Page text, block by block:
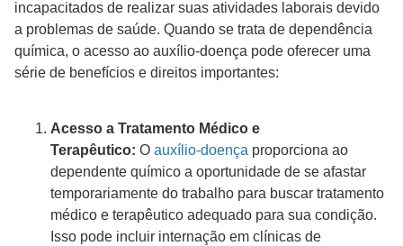
incapacitados de realizar suas atividades laborais devido
a problemas de saúde. Quando se trata de dependência
química, o acesso ao auxílio-doença pode oferecer uma
série de benefícios e direitos importantes:
Acesso a Tratamento Médico e
Terapêutico: O auxílio-doença proporciona ao
dependente químico a oportunidade de se afastar
temporariamente do trabalho para buscar tratamento
médico e terapêutico adequado para sua condição.
Isso pode incluir internação em clínicas de